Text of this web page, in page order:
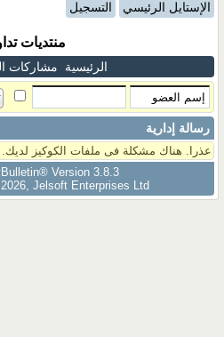
الإستايل الرئيسي التسجيل
منتديات
الرئيسية مشاركات
رسالة إدارية
عذرا. هناك مشكلة فى ملفات الكوكيز لديك.
Version 3.8.3
Jelsoft Enterprises Ltd.